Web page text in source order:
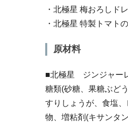
・北極星 梅おろしド
・北極星 特製トマト
原材料
■北極星 ジンジャー
糖類(砂糖、果糖ぶど
すりしょうが、食塩
物、増粘剤(キサンタ